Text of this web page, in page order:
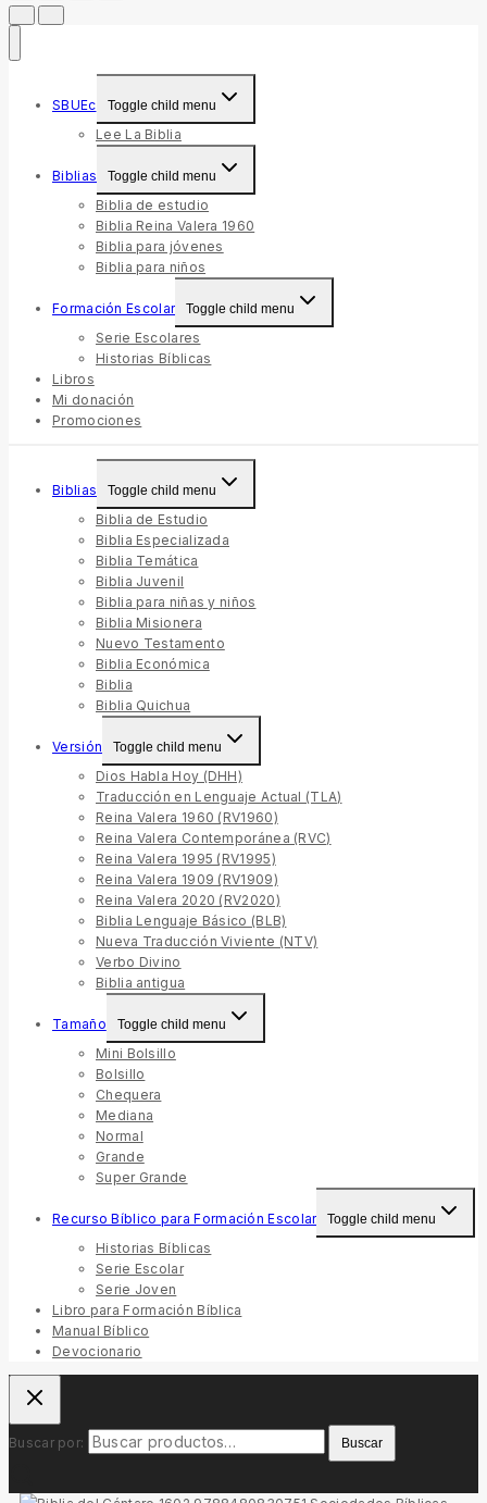
SBUEc Toggle child menu
Lee La Biblia
Biblias Toggle child menu
Biblia de estudio
Biblia Reina Valera 1960
Biblia para jóvenes
Biblia para niños
Formación Escolar Toggle child menu
Serie Escolares
Historias Bíblicas
Libros
Mi donación
Promociones
Biblias Toggle child menu
Biblia de Estudio
Biblia Especializada
Biblia Temática
Biblia Juvenil
Biblia para niñas y niños
Biblia Misionera
Nuevo Testamento
Biblia Económica
Biblia
Biblia Quichua
Versión Toggle child menu
Dios Habla Hoy (DHH)
Traducción en Lenguaje Actual (TLA)
Reina Valera 1960 (RV1960)
Reina Valera Contemporánea (RVC)
Reina Valera 1995 (RV1995)
Reina Valera 1909 (RV1909)
Reina Valera 2020 (RV2020)
Biblia Lenguaje Básico (BLB)
Nueva Traducción Viviente (NTV)
Verbo Divino
Biblia antigua
Tamaño Toggle child menu
Mini Bolsillo
Bolsillo
Chequera
Mediana
Normal
Grande
Super Grande
Recurso Bíblico para Formación Escolar Toggle child menu
Historias Bíblicas
Serie Escolar
Serie Joven
Libro para Formación Bíblica
Manual Bíblico
Devocionario
Buscar por: Buscar